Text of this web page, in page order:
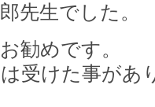
先生でした。
勧めです。
は受けた事があ